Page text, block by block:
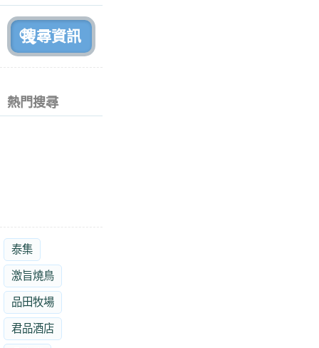
熱門搜尋
泰集
激旨燒鳥
品田牧場
君品酒店